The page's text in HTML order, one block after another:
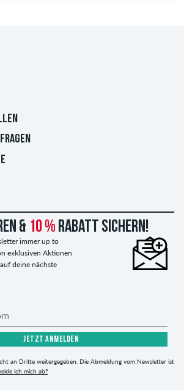
& 10 % Rabatt sichern!
immer up to
exklusiven Aktionen
deine nächste
JETZT ANMELDEN
an Dritte weitergegeben. Die Abmeldung vom Newsletter ist
ich mich ab?